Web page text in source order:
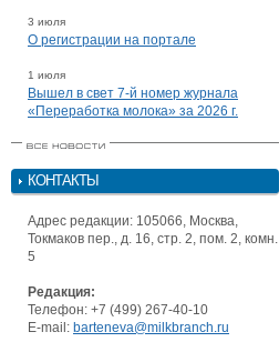
3 июля
О регистрации на портале
1 июля
Вышел в свет 7-й номер журнала
«Переработка молока» за 2026 г.
КОНТАКТЫ
Адрес редакции: 105066, Москва,
Токмаков пер., д. 16, стр. 2, пом. 2, комн.
5
Редакция:
Телефон: +7 (499) 267-40-10
E-mail: barteneva@milkbranch.ru